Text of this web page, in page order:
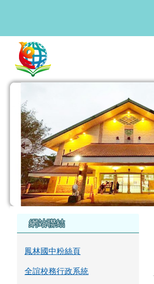
左邊區域內容
網站聯結
鳳林國中粉絲頁
全誼校務行政系統
頁尾區域